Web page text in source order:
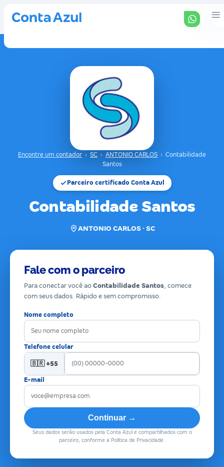
Encontre um contador › SC › ANTONIO CARLOS › Contabilidade
Santos
Parceiro certificado Conta Azul
Contabilidade Santos
ANTONIO CARLOS · SC
Fale com o parceiro
Para conectar você ao Contabilidade Santos, comece
com seus dados. Rápido e sem compromisso.
Nome completo
Telefone celular
🇧🇷 +55
E-mail
Continuar →
Seus dados serão usados pela Conta Azul e compartilhados com o
parceiro, conforme a Política de Privacidade.